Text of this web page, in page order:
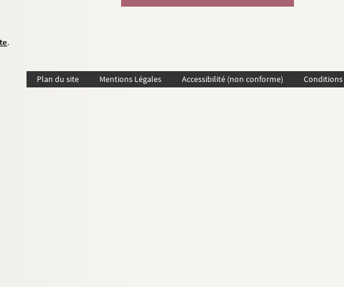
.
Plan du site Mentions Légales Accessibilité (non conforme)